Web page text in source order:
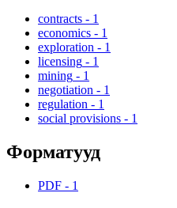
contracts - 1
economics - 1
exploration - 1
licensing - 1
mining - 1
negotiation - 1
regulation - 1
social provisions - 1
Форматууд
PDF - 1